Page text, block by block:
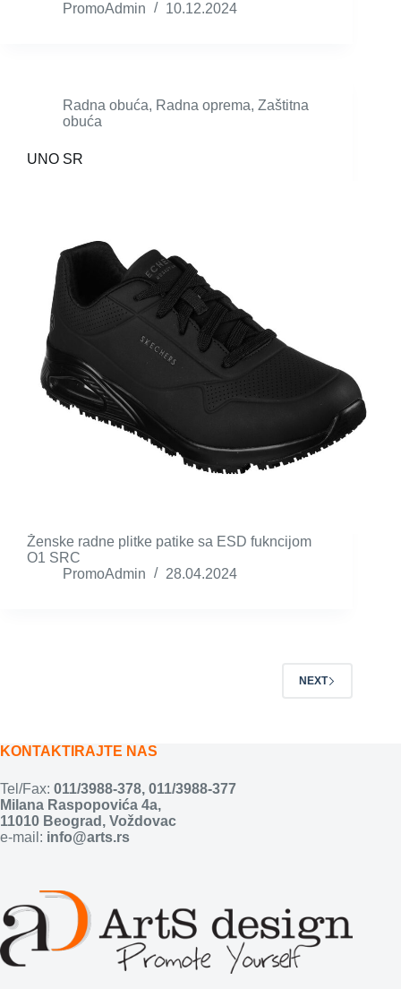
PromoAdmin
10.12.2024
Radna obuća, Radna oprema, Zaštitna
obuća
UNO SR
Ženske radne plitke patike sa ESD fukncijom
O1 SRC
PromoAdmin
28.04.2024
NEXT
KONTAKTIRAJTE NAS
Tel/Fax: 011/3988-378, 011/3988-377
Milana Raspopovića 4a,
11010 Beograd, Voždovac
e-mail: info@arts.rs